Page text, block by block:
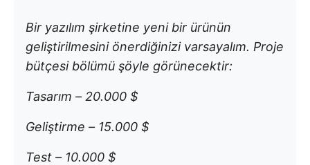
Bir yazılım şirketine yeni bir ürünün
geliştirilmesini önerdiğinizi varsayalım. Proje
bütçesi bölümü şöyle görünecektir:
Tasarım – 20.000 $
Geliştirme – 15.000 $
Test – 10.000 $